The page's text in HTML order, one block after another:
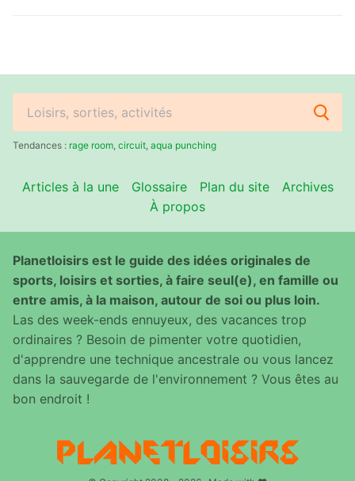
Rechercher
:Tendances : rage room circuit aqua punching
Articles à la une Glossaire Plan du site
Archives
À propos
Planetloisirs est le guide des idées originales de
sports, loisirs et sorties, à faire seul(e), en famille ou
entre amis, à la maison, autour de soi ou plus loin.
Las des week-ends ennuyeux, des vacances trop
ordinaires ? Besoin de pimenter votre quotidien,
d'apprendre une technique ancestrale ou vous lancez
dans la sauvegarde de l'environnement ? Vous êtes au
bon endroit !